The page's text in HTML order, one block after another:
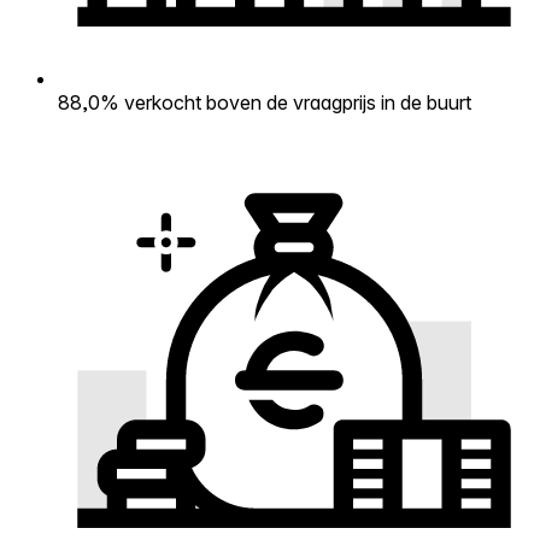
88,0% verkocht boven de vraagprijs in de buurt